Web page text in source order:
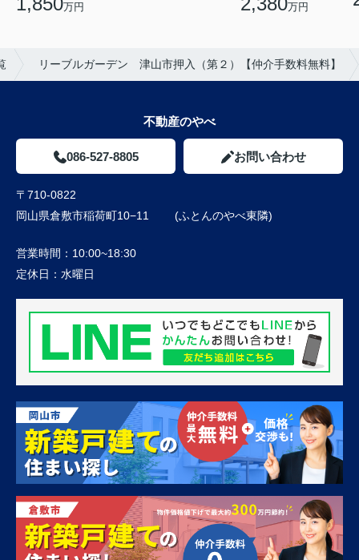
万円 万円
リーブルガーデン 津山市押入（第２）【仲介手数料無料】
不動産のやべ
086-527-8805 お問い合わせ
〒710-0822
岡山県倉敷市稲荷町10−11 (ふとんのやべ東隣)
営業時間： 10:00~18:30
定休日： 水曜日